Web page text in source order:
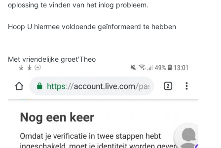
oplossing te vinden van het inlog probleem.
Hoop U hiermee voldoende geïnformeerd te hebben
Met vriendelijke groet'Theo